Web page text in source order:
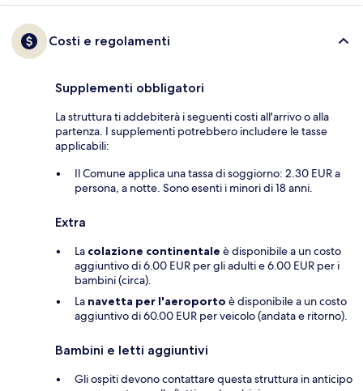
Costi e regolamenti
Supplementi obbligatori
La struttura ti addebiterà i seguenti costi all'arrivo o alla
partenza. I supplementi potrebbero includere le tasse
applicabili:
Il Comune applica una tassa di soggiorno: 2.30 EUR a
persona, a notte. Sono esenti i minori di 18 anni.
Extra
La colazione continentale è disponibile a un costo
aggiuntivo di 6.00 EUR per gli adulti e 6.00 EUR per i
bambini (circa).
La navetta per l'aeroporto è disponibile a un costo
aggiuntivo di 60.00 EUR per veicolo (andata e ritorno).
Bambini e letti aggiuntivi
Gli ospiti devono contattare questa struttura in anticipo